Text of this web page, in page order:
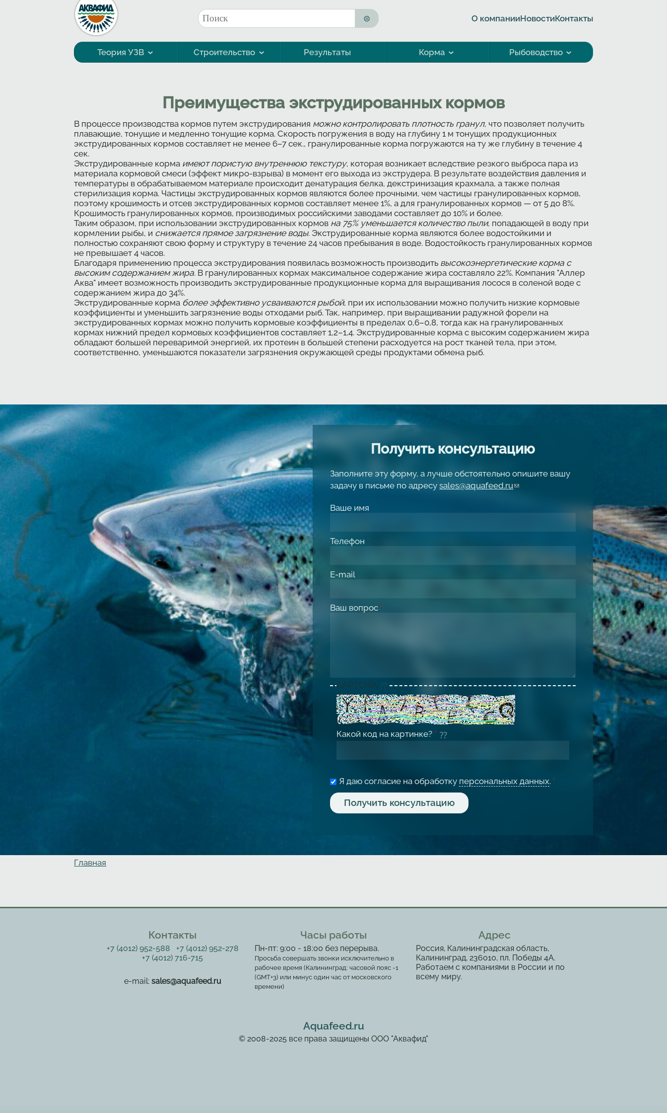
Перейти к основному содержанию
Форма поиска
Поиск О компанииНовостиКонтакты
Теория УЗВ Строительство Результаты Корма Рыбоводство
Преимущества экструдированных кормов
В процессе производства кормов путем экструдирования можно контролировать плотность гранул, что позволяет получить
плавающие, тонущие и медленно тонущие корма. Скорость погружения в воду на глубину 1 м тонущих продукционных
экструдированных кормов составляет не менее 6–7 сек., гранулированные корма погружаются на ту же глубину в течение 4
сек.
Экструдированные корма имеют пористую внутреннюю текстуру, которая возникает вследствие резкого выброса пара из
материала кормовой смеси (эффект микро-взрыва) в момент его выхода из экструдера. В результате воздействия давления и
температуры в обрабатываемом материале происходит денатурация белка, декстринизация крахмала, а также полная
стерилизация корма. Частицы экструдированных кормов являются более прочными, чем частицы гранулированных кормов,
поэтому крошимость и отсев экструдированных кормов составляет менее 1%, а для гранулированных кормов — от 5 до 8%.
Крошимость гранулированных кормов, производимых российскими заводами составляет до 10% и более.
Таким образом, при использовании экструдированных кормов на 75% уменьшается количество пыли, попадающей в воду при
кормлении рыбы, и снижается прямое загрязнение воды. Экструдированные корма являются более водостойкими и
полностью сохраняют свою форму и структуру в течение 24 часов пребывания в воде. Водостойкость гранулированных кормов
не превышает 4 часов.
Благодаря применению процесса экструдирования появилась возможность производить высокоэнергетические корма с
высоким содержанием жира. В гранулированных кормах максимальное содержание жира составляло 22%. Компания "Аллер
Аква" имеет возможность производить экструдированные продукционные корма для выращивания лосося в соленой воде с
содержанием жира до 34%.
Экструдированные корма более эффективно усваиваются рыбой, при их использовании можно получить низкие кормовые
коэффициенты и уменьшить загрязнение воды отходами рыб. Так, например, при выращивании радужной форели на
экструдированных кормах можно получить кормовые коэффициенты в пределах 0,6–0,8, тогда как на гранулированных
кормах нижний предел кормовых коэффициентов составляет 1,2–1,4. Экструдированные корма с высоким содержанием жира
обладают большей переваримой энергией, их протеин в большей степени расходуется на рост тканей тела, при этом,
соответственно, уменьшаются показатели загрязнения окружающей среды продуктами обмена рыб.
Получить консультацию
Заполните эту форму, а лучше обстоятельно опишите вашу
задачу в письме по адресуsales@aquafeed.ru(link sends e-mail)
Ваше имя
Телефон *
E-mail
Ваш вопрос *
CAPTCHA
Какой код на картинке? *
Я даю согласие на обработку персональных данных. *
Главная
Контакты
+7 (4012) 952-588
+7 (4012) 952-278
+7 (4012) 716-715
e-mail: sales@aquafeed.ru
Часы работы
Пн-пт: 9:00 - 18:00 без перерыва.
Просьба совершать звонки исключительно в
рабочее время (Калининград: часовой пояс -1
(GMT+3) или минус один час от московского
времени)
Адрес
Россия, Калининградская область,
Калининград, 236010, пл. Победы 4А.
Работаем с компаниями в России и по
всему миру.
Aquafeed.ru
© 2008-2025 все права защищены ООО "Аквафид"